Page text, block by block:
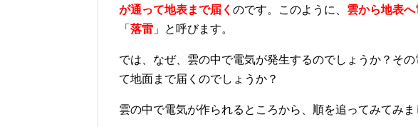
が通って地表まで届く のです。このように、 雲から地表
「 落雷 」と呼びます。
では、なぜ、雲の中で電気が発生するのでしょうか？そ
て地面まで届くのでしょうか？
雲の中で電気が作られるところから、順を追ってみてみま